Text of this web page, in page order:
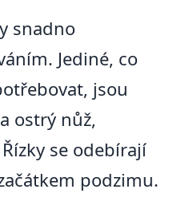
snadno
Jediné, co
jsou
ostrý nůž,
se odebírají
podzimu.